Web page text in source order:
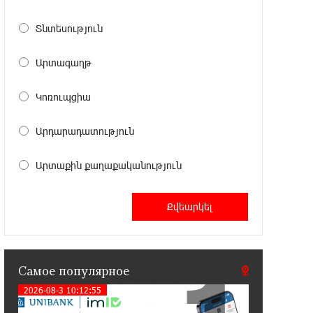
Бывший премьер-министр Словакии
заключенных, осужденных в Азербайджане
12:17:04 23-07-2026
Азербайджан? Аршак Карапетян
При поддержке Ucom в спортивной
школе Вайка установлена солнечная
электростанция мощностью 15 кВт
20:50:22 22-07-2026
Новые финансовые навыки на
Տնտեսություն
Արտագաղթ
Կոռուպցիա
Արդարադատություն
Արտաքին քաղաքականություն
Самое популярное
2026-08-3 10:12:55